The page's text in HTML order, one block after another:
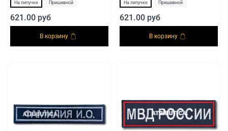
На липучке Пришивной
621.00 руб
В корзину
На липучке Пришивной
621.00 руб
В корзину